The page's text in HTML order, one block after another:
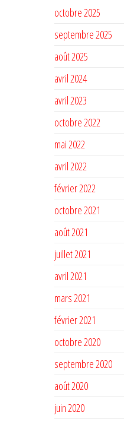
octobre 2025
septembre 2025
août 2025
avril 2024
avril 2023
octobre 2022
mai 2022
avril 2022
février 2022
octobre 2021
août 2021
juillet 2021
avril 2021
mars 2021
février 2021
octobre 2020
septembre 2020
août 2020
juin 2020